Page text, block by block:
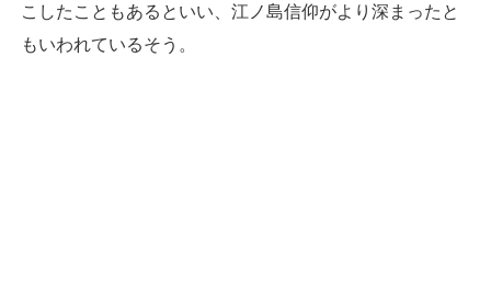
こしたこともあるといい、江ノ島信仰がより深まったと
もいわれているそう。